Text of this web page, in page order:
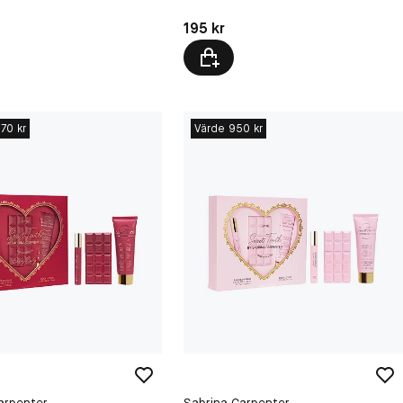
Pris: 195 kr
195 kr
kr Värde 950 kr